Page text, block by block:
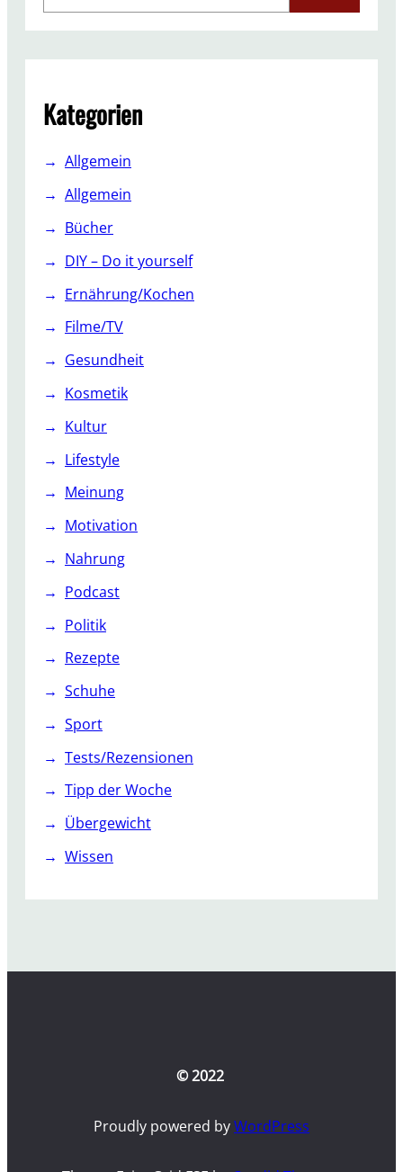
0
7
c
Kategorien
Allgemein
Allgemein
Bücher
DIY – Do it yourself
Ernährung/Kochen
Filme/TV
Gesundheit
Kosmetik
Kultur
Lifestyle
Meinung
Motivation
Nahrung
Podcast
Politik
Rezepte
Schuhe
Sport
Tests/Rezensionen
Tipp der Woche
Übergewicht
Wissen
© 2022
Proudly powered byWordPress